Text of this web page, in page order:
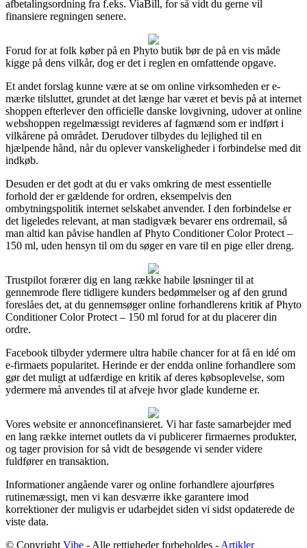
afbetalingsordning fra f.eks. ViaBill, for så vidt du gerne vil
finansiere regningen senere.
Forud for at folk køber på en Phyto butik bør de på en vis måde
kigge på dens vilkår, dog er det i reglen en omfattende opgave.
Et andet forslag kunne være at se om online virksomheden er e-
mærke tilsluttet, grundet at det længe har været et bevis på at internet
shoppen efterlever den officielle danske lovgivning, udover at online
webshoppen regelmæssigt revideres af fagmænd som er indført i
vilkårene på området. Derudover tilbydes du lejlighed til en
hjælpende hånd, når du oplever vanskeligheder i forbindelse med dit
indkøb.
Desuden er det godt at du er vaks omkring de mest essentielle
forhold der er gældende for ordren, eksempelvis den
ombytningspolitik internet selskabet anvender. I den forbindelse er
det ligeledes relevant, at man stadigvæk bevarer ens ordremail, så
man altid kan påvise handlen af Phyto Conditioner Color Protect –
150 ml, uden hensyn til om du søger en vare til en pige eller dreng.
Trustpilot forærer dig en lang række habile løsninger til at
gennemrode flere tidligere kunders bedømmelser og af den grund
foreslåes det, at du gennemsøger online forhandlerens kritik af Phyto
Conditioner Color Protect – 150 ml forud for at du placerer din
ordre.
Facebook tilbyder ydermere ultra habile chancer for at få en idé om
e-firmaets popularitet. Herinde er der endda online forhandlere som
gør det muligt at udfærdige en kritik af deres købsoplevelse, som
ydermere må anvendes til at afveje hvor glade kunderne er.
Vores website er annoncefinansieret. Vi har faste samarbejder med
en lang række internet outlets da vi publicerer firmaernes produkter,
og tager provision for så vidt de besøgende vi sender videre
fuldfører en transaktion.
Informationer angående varer og online forhandlere ajourføres
rutinemæssigt, men vi kan desværre ikke garantere imod
korrektioner der muligvis er udarbejdet siden vi sidst opdaterede de
viste data.
© Copyright Vibe - Alle rettigheder forbeholdes - Artikler